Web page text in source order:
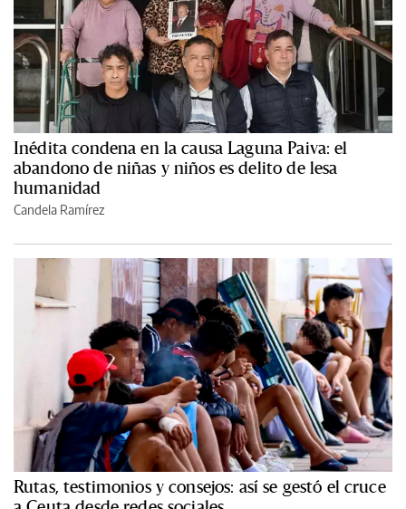
Inédita condena en la causa Laguna Paiva: el
abandono de niñas y niños es delito de lesa
humanidad
Candela Ramírez
Rutas, testimonios y consejos: así se gestó el cruce